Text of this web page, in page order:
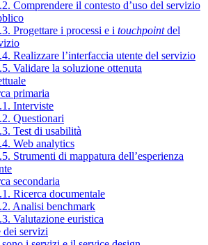
Comprendere il contesto d’uso del servizio
Progettare i processi e i touchpointdel
Realizzare l’interfaccia utente del servizio
Validare la soluzione ottenuta
primaria
Interviste
Questionari
Test di usabilità
Web analytics
Strumenti di mappatura dell’esperienza
secondaria
Ricerca documentale
Analisi benchmark
Valutazione euristica
dei servizi